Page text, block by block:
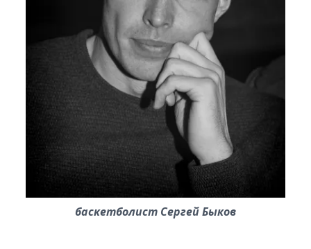
баскетболист Сергей Быков